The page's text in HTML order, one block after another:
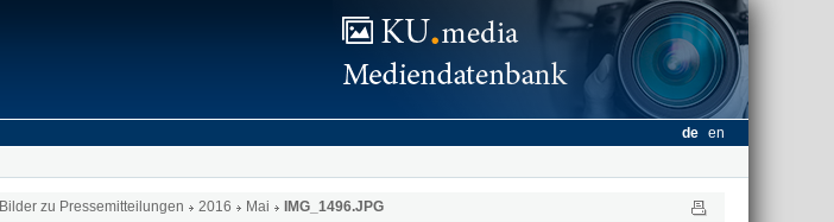
de en
Bilder zu Pressemitteilungen 2016 Mai IMG_1496.JPG